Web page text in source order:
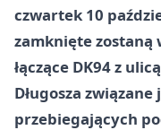
czwartek 10
zamknięte zostaną
łączące DK94 z
Długosza
przebiegających